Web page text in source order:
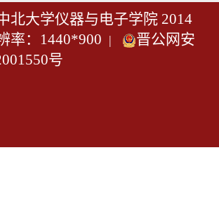
北大学仪器与电子学院 2014
率：1440*900 |
晋公网安
号